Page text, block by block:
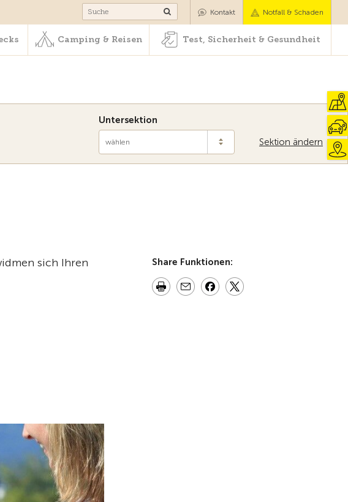
Camping & Reisen Test, Sicherheit & Gesundheit
Kontakt Notfall & Schaden
Camping & Reisen Test, Sicherheit & Gesundheit
Sektion ändern
Untersektion
wählen
sich Ihren
Share Funktionen: